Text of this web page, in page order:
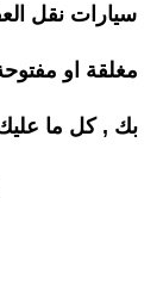
سيارات نقل
مغلقة او
بك , كل ما عليك